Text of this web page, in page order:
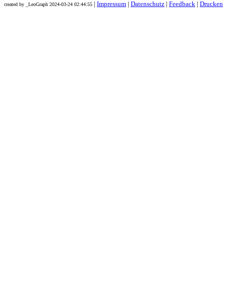
created by _LeoGraph 2024-03-24 02:44:55 Impressum Datenschutz Feedback Drucken